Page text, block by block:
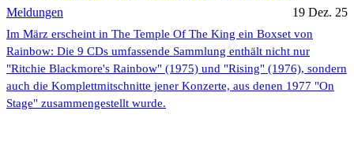
Meldungen 19 Dez. 25
Im März erscheint in The Temple Of The King ein Boxset von
Rainbow: Die 9 CDs umfassende Sammlung enthält nicht nur
"Ritchie Blackmore's Rainbow" (1975) und "Rising" (1976), sondern
auch die Komplettmitschnitte jener Konzerte, aus denen 1977 "On
Stage" zusammengestellt wurde.